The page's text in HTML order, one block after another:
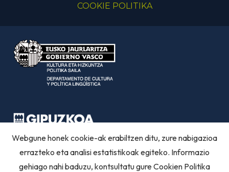
COOKIE POLITIKA
Webgune honek cookie-ak erabiltzen ditu, zure nabigazioa
errazteko eta analisi estatistikoak egiteko. Informazio
gehiago nahi baduzu, kontsultatu gureCookien Politika